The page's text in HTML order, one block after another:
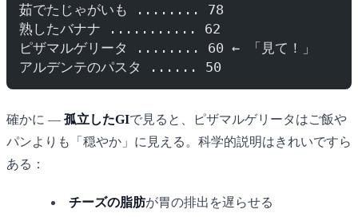
茹でたじゃがいも ........ 78
熟したバナナ ........... 62
ピザマルゲリータ ........ 60 ← 「見て！」
アルデンテのパスタ ...... 50
確かに — 孤立したGIで見ると、ピザマルゲリータはご飯や
パンよりも「穏やか」に見える。科学的説明はきれいですら
ある：
チーズの脂肪が胃の排出を遅らせる